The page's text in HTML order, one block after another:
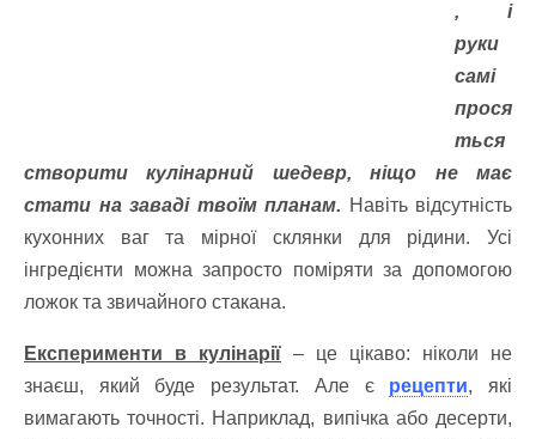
, і
руки
самі
прося
ться
створити кулінарний шедевр, ніщо не має
стати на заваді твоїм планам. Навіть відсутність
кухонних ваг та мірної склянки для рідини. Усі
інгредієнти можна запросто поміряти за допомогою
ложок та звичайного стакана.
Експерименти в кулінарії – це цікаво: ніколи не
знаєш, який буде результат. Але є рецепти, які
вимагають точності. Наприклад, випічка або десерти,